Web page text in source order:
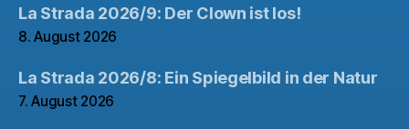
La Strada 2026/9: Der Clown ist los!
8. August 2026
La Strada 2026/8: Ein Spiegelbild in der Natur
7. August 2026